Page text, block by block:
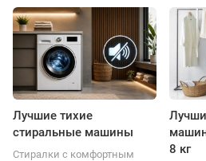
Лучшие тихие
стиральные машины
Стиралки с комфортным
8 кг